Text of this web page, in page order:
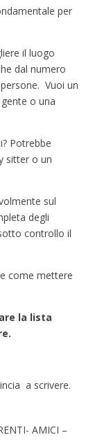
per
il luogo
dal numero
Vuoi un
o una
Potrebbe
sitter o un
sul
degli
controllo il
come mettere
la lista
a scrivere.
AMICI –